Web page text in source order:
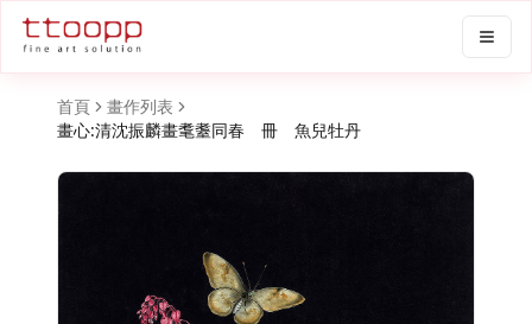
首頁
畫作列表
畫心:清沈振麟畫耄耋同春 冊 魚兒牡丹